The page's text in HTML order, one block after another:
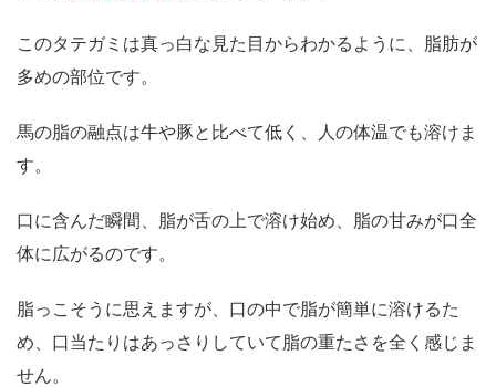
このタテガミは真っ白な見た目からわかるように、脂肪が
多めの部位です。
馬の脂の融点は牛や豚と比べて低く、人の体温でも溶けま
す。
口に含んだ瞬間、脂が舌の上で溶け始め、脂の甘みが口全
体に広がるのです。
脂っこそうに思えますが、口の中で脂が簡単に溶けるた
め、口当たりはあっさりしていて脂の重たさを全く感じま
せん。